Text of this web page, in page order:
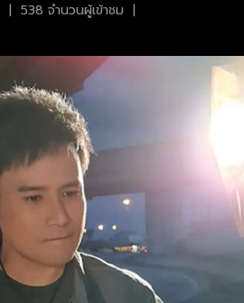
| 538 จำนวนผู้เข้าชม |